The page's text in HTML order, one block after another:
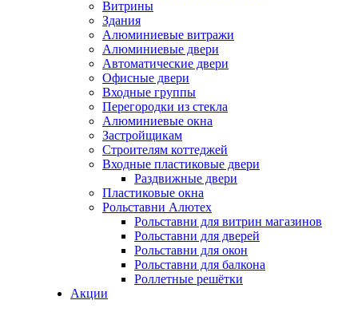
Витрины
Здания
Алюминиевые витражи
Алюминиевые двери
Автоматические двери
Офисные двери
Входные группы
Перегородки из стекла
Алюминиевые окна
Застройщикам
Строителям коттеджей
Входные пластиковые двери
Раздвижные двери
Пластиковые окна
Рольставни Алютех
Рольставни для витрин магазинов
Рольставни для дверей
Рольставни для окон
Рольставни для балкона
Роллетные решётки
Акции